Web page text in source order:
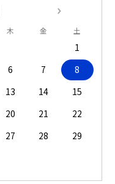
木 金 土
1
6 7
8
13 14
15
20 21
22
27 28
29